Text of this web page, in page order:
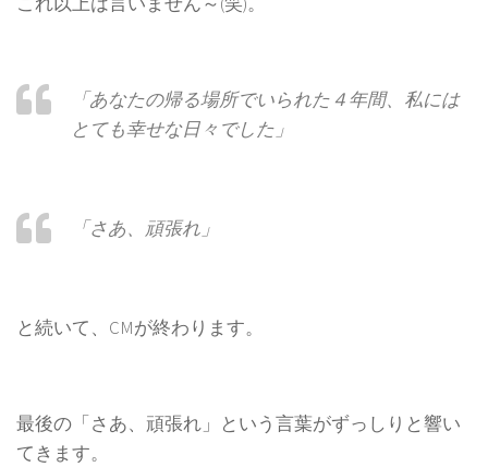
「あなたの帰る場所でいられた４年間、私には
とても幸せな日々でした」
「さあ、頑張れ」
と続いて、CMが終わります。
最後の「さあ、頑張れ」という言葉がずっしりと響い
てきます。